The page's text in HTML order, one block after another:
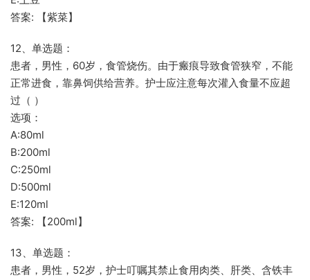
答案: 【紫菜】
12、单选题：
患者，男性，60岁，食管烧伤。由于瘢痕导致食管狭窄，不能
正常进食，靠鼻饲供给营养。护士应注意每次灌入食量不应超
过（ ）
选项：
A:80ml
B:200ml
C:250ml
D:500ml
E:120ml
答案: 【200ml】
13、单选题：
患者，男性，52岁，护士叮嘱其禁止食用肉类、肝类、含铁丰